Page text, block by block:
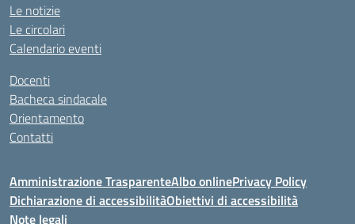
Le notizie
Le circolari
Calendario eventi
Docenti
Bacheca sindacale
Orientamento
Contatti
Amministrazione TrasparenteAlbo onlinePrivacy Policy
Dichiarazione di accessibilitàObiettivi di accessibilità
Note legali